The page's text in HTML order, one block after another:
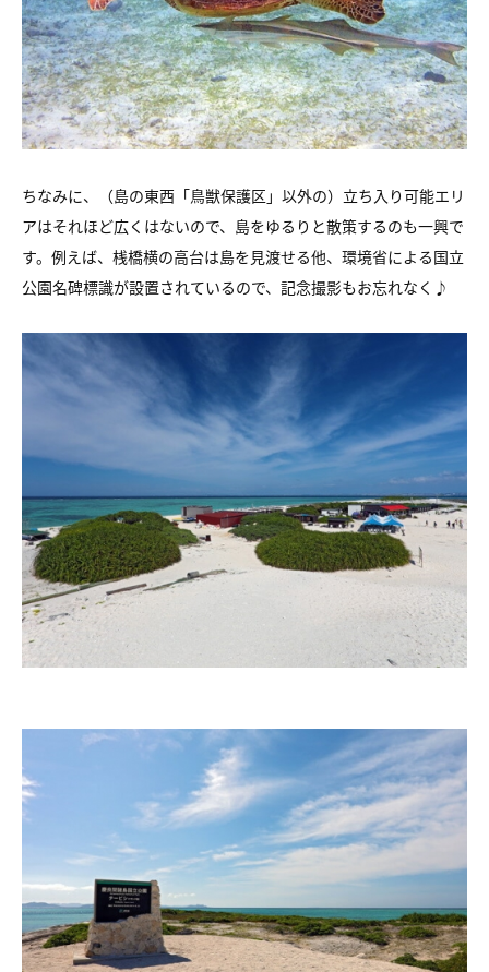
ちなみに、（島の東西「鳥獣保護区」以外の）立ち入り可能エリ
アはそれほど広くはないので、島をゆるりと散策するのも一興で
す。例えば、桟橋横の高台は島を見渡せる他、環境省による国立
公園名碑標識が設置されているので、記念撮影もお忘れなく♪